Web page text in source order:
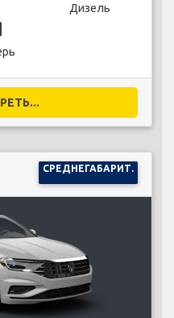
Дизель
СРЕДНЕГАБАРИТ.